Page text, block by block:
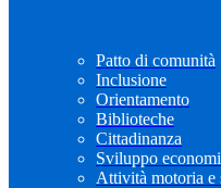
Patto di comunità
Inclusione
Orientamento
Biblioteche
Cittadinanza
Sviluppo
Attività motoria e